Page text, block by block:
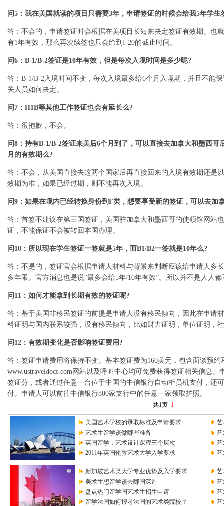
问5：我在美国就读的项目只需要3年，申请签证的时候会给我5年学生
答：不会的，申请签证时会根据在美项目长短来决定签证有效期。也
有1年有效，那么再次续签也只会给到I-20的截止时间。
问6：B-1/B-2签证是10年有效，但是每次入境时间是多少呢?
答：B-1/B-2入境时间不变，每次入境最多给6个月入境期，并且不能
关人员如何决定。
问7：H1B等其他工作签证也会有延长么?
答：很抱歉，不会。
问8：持有B-1/B-2签证来美后6个月到了，可以直接去加拿大和墨西哥
月的有效期么?
答：不会，从美国直接去这两个国家后再直接回来的入境有效期还是
效期为准，如果已经过期，则不能再次入境。
问9：如果在境内已经转换身份到F类，想要享受新的签证，可以去加
答：首签不建议在第三国签证，美国驻加拿大和墨西哥的使领馆网站
证，不能保证不会被转回本国办理。
问10：所以现在学生签证一签就是5年，而B1/B2一签就是10年么?
答：不是的，签证官会根据申请人材料与背景来判断应该给申请人多
多年限。官方消息也是说“最多会给5年/10年有效”。所以并不是人人
问11：如何才能拿到长期有效的签证呢?
答：基于美国非移民签证的前提是申请人没有移民倾向，因此在申请
料证明与国内联系较强，没有移民倾向，比如财力证明，单位证明，
问12：有效期变化是否影响签证费用?
答：签证申请费用将保持不变。基本签证费为160美元，包含面谈预
www.ustraveldocs.com网站以及呼叫中心均可免费获得签证相关信息
签证分，或者通过任意一台位于中国的中信银行自动柜员机支付，还
付。申请人可以前往中信银行800家支行中的任意一家领取护照。
共1页 1
美国艺术学校的录取标准及申请要求
艺术生留学该做哪些准备
英国留学：艺术设计课程三个层次
2011年英国伦敦艺术大学入学要求
新加坡艺术类大学专业优势及入学要求
美术生想留学该去哪国深造
盘点热门留学国艺术生招生申请
留学法国如何报考法国的艺术类院校？